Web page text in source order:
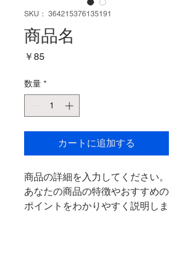
SKU： 364215376135191
商品名
￥85価
数量 *
カートに追加する
商品の詳細を入力してください。
あなたの商品の特徴やおすすめの
ポイントをわかりやすく説明しま